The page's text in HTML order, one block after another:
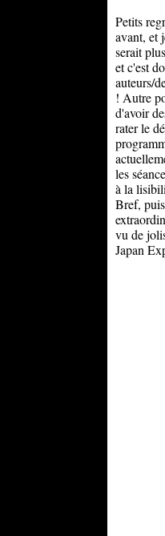
Petits
avant, et
serait
et c'est
auteurs/
! Autre
d'avoir
rater le
les
à la
Bref,
vu de
Japan